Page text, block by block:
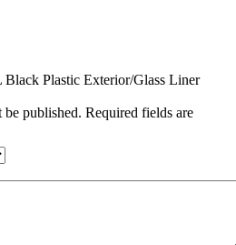
Plastic Exterior/Glass Liner
published. Required fields are